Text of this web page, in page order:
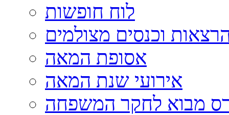
לוח חופשות
וכנסים מצולמים
אסופת המאה
אירועי שנת המאה
מבוא לחקר המשפחה